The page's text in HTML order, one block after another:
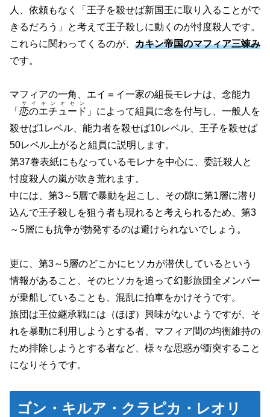
人、依頼もなく「王子を殺せば新国王に取り入ることがで
きるだろう」と考えて王子殺しに動くのが忖度殺人です。
これらに関わってくるのが、 カキン帝国のマフィア三竦み
です。
マフィアの一角、エイ＝イ一家の組長モレナは、念能力
「 恋のエチュード
サイキンオセン
」によって組員に念を付与し、一般人を
殺せば1レベル、能力者を殺せば10レベル、王子を殺せば
50レベル上がると組員に説明します。
第37巻表紙にもなっているモレナを中心に、委託殺人と
忖度殺人の嵐が吹き荒れます。
中には、第3～5層で暴動を起こし、その隙に第1層に潜り
込んで王子殺しを狙う者も現れると考えられるため、第3
～5層にも抗争が勃発するのは避けられないでしょう。
更に、第3～5層のどこかにヒソカが潜伏しているという
情報があること、そのヒソカを追って幻影旅団全メンバー
が乗船していることも、混乱に拍車をかけそうです。
旅団は王位継承戦には （ほぼ） 興味がないようですが、そ
れを暴動に利用しようとする者、マフィア間の均衡維持の
ため排除しようとする者など、様々な思惑が衝突すること
になりそうです。
ゴン・キルア・クラピカ・レオリ